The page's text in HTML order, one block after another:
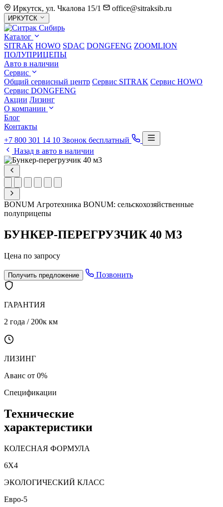
Иркутск, ул. Чкалова 15/1
office@sitraksib.ru
Выбор
города
ИРКУТСК
Каталог
SITRAK HOWO SDAC DONGFENG ZOOMLION
ПОЛУПРИЦЕПЫ
Авто в наличии
Сервис
Общий сервисный центр Сервис SITRAK Сервис HOWO
Сервис DONGFENG
Акции Лизинг
О компании
Блог
Контакты
+7 800 301 14 10 Звонок бесплатный
Назад в авто в наличии
BONUM Агротехника BONUM: сельскохозяйственные
полуприцепы
БУНКЕР-ПЕРЕГРУЗЧИК 40 М3
Цена по запросу
Получить предложение Позвонить
ГАРАНТИЯ
2 года / 200к км
ЛИЗИНГ
Аванс от 0%
Спецификации
Технические
характеристики
КОЛЕСНАЯ ФОРМУЛА
6X4
ЭКОЛОГИЧЕСКИЙ КЛАСС
Евро-5